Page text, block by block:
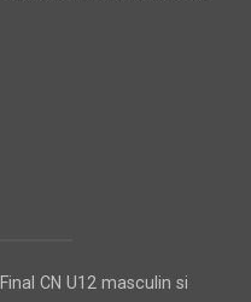
CN U12 masculin si